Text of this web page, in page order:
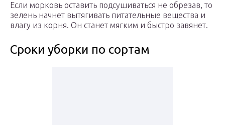
Если морковь оставить подсушиваться не обрезав, то
зелень начнет вытягивать питательные вещества и
влагу из корня. Он станет мягким и быстро завянет.
Сроки уборки по сортам